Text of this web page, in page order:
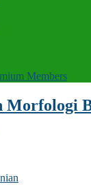
Members
Morfologi